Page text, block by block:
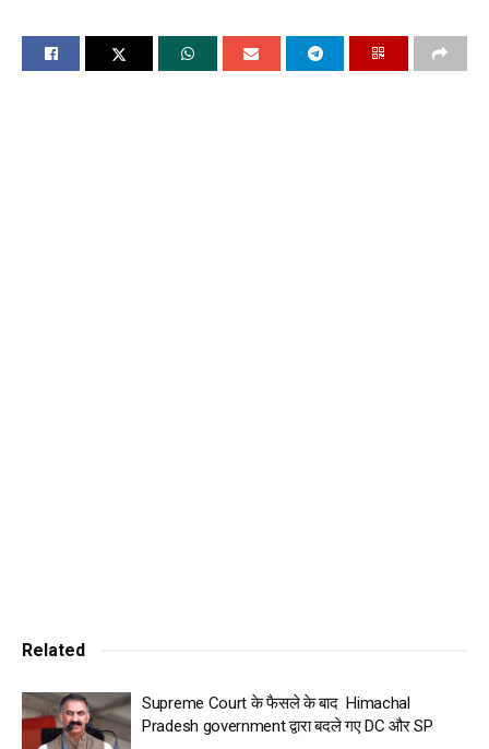
स्टूडेंट्स ऑनलाइन माध्यम से हिमाचल प्रदेश माध्यमिक शिक्षा बोर्ड धर्मशाला
की ऑफिशियल वेबसाइट hpbose.org पर नतीजों की जांच कर सकेंगे।
Related
Supreme Court के फैसले के बाद Himachal
Pradesh government द्वारा बदले गए DC और SP